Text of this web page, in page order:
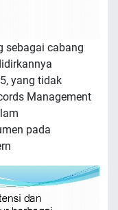
sebagai cabang
yang tidak
Management
pada